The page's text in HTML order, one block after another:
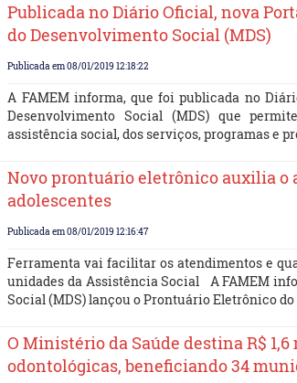
Publicada no Diário Oficial, nova
do Desenvolvimento Social (MDS)
Publicada em 08/01/2019 12:18:22
A FAMEM informa, que foi publicada no
Desenvolvimento Social (MDS) que
assistência social, dos serviços, programas e
Novo prontuário eletrônico auxilia o
adolescentes
Publicada em 08/01/2019 12:16:47
Ferramenta vai facilitar os atendimentos e
unidades da Assistência Social A FAMEM
Social (MDS) lançou o Prontuário Eletrônico
O Ministério da Saúde destina R$
odontológicas, beneficiando 34